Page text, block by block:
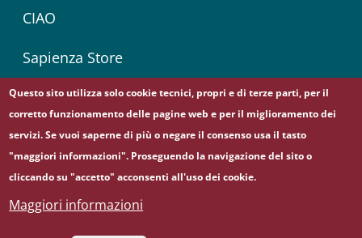
CIAO
Sapienza Store
Follow us on
FacebookInstagram
YouTube
© Sapienza Università di Roma - Piazzale Aldo Moro 5,
Questo sito utilizza solo cookie tecnici, propri e di terze parti, per il
corretto funzionamento delle pagine web e per il miglioramento dei
servizi. Se vuoi saperne di più o negare il consenso usa il tasto
"maggiori informazioni". Proseguendo la navigazione del sito o
cliccando su "accetto" acconsenti all'uso dei cookie.
Maggiori informazioni